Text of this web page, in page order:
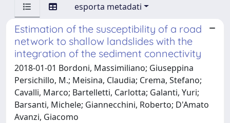
esporta metadati
Estimation of the susceptibility of a road
network to shallow landslides with the
integration of the sediment connectivity
2018-01-01 Bordoni, Massimiliano; Giuseppina
Persichillo, M.; Meisina, Claudia; Crema, Stefano;
Cavalli, Marco; Bartelletti, Carlotta; Galanti, Yuri;
Barsanti, Michele; Giannecchini, Roberto; D'Amato
Avanzi, Giacomo